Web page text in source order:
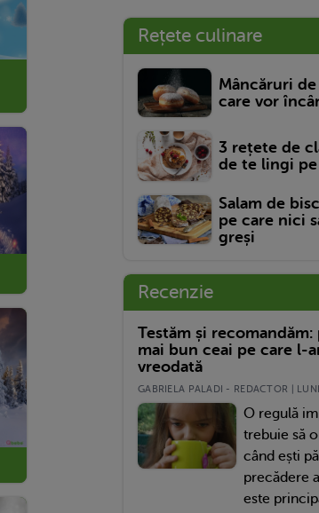
Rețete culinare
Mâncăruri
care vor
3 rețete de
de te lingi
Salam de
pe care nici
greși
Recenzie
Testăm și
mai bun ceai pe care l-
vreodată
GABRIELA PALADI - REDACTOR |
O regulă
trebuie să
când ești
precădere
este